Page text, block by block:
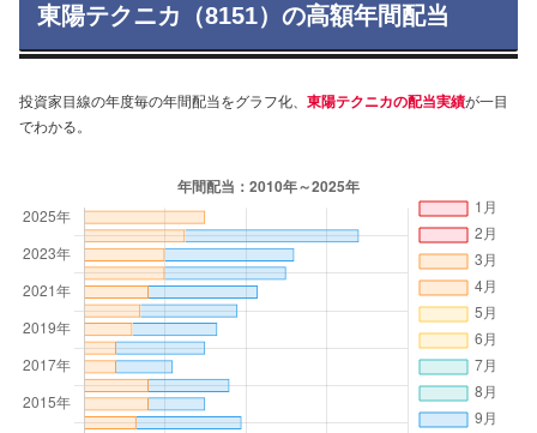
東陽テクニカ（8151）の高額年間配当
投資家目線の年度毎の年間配当をグラフ化、 東陽テクニカの配当実績が一目
でわかる。